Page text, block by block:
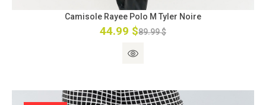
Camisole Rayee Polo M Tyler Noire
44.99 $89.99 $